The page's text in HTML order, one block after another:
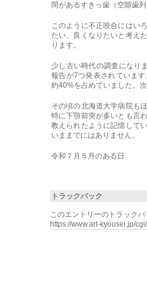
間があるすきっ歯（空隙歯列
このように不正咬合にはい
たい、良くなりたいと考え
ります。
少し古い時代の調査になり
報告が7つ発表されていま
約40%を占めていました。
その頃の北海道大学病院も
特に下顎前突が多いとも言
教えられたように記憶して
いままでにはあり
令和７月５月のある日
トラックバック
このエントリーのトラック
https://www.art-kyousei.jp/